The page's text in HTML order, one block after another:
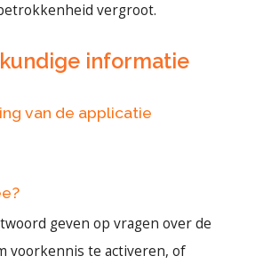
vergroot.
informatie
van de applicatie
geven op vragen over de
voorkennis te activeren, of